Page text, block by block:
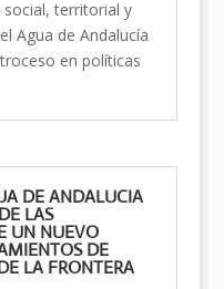
territorial y
Agua de Andalucía
en políticas
DE ANDALUCIA
LAS
UN NUEVO
DE
LA FRONTERA